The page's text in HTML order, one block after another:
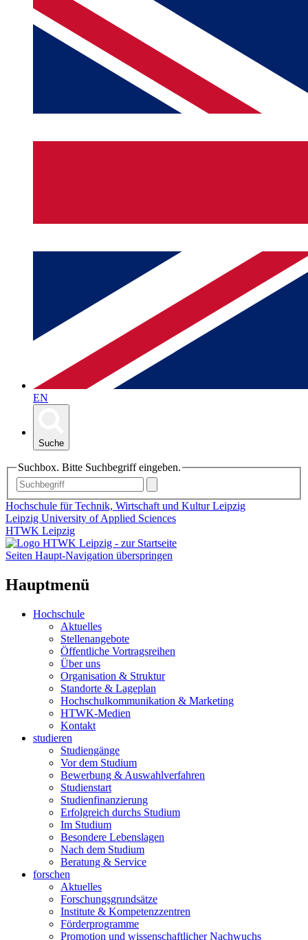
EN
Suche
Suchbox. Bitte Suchbegriff eingeben.
Hochschule für Technik, Wirtschaft und Kultur Leipzig
Leipzig University of Applied Sciences
HTWK Leipzig
Seiten Haupt-Navigation überspringen
Hauptmenü
Hochschule
Aktuelles
Stellenangebote
Öffentliche Vortragsreihen
Über uns
Organisation & Struktur
Standorte & Lageplan
Hochschulkommunikation & Marketing
HTWK-Medien
Kontakt
studieren
Studiengänge
Vor dem Studium
Bewerbung & Auswahlverfahren
Studienstart
Studienfinanzierung
Erfolgreich durchs Studium
Im Studium
Besondere Lebenslagen
Nach dem Studium
Beratung & Service
forschen
Aktuelles
Forschungsgrundsätze
Institute & Kompetenzzentren
Förderprogramme
Promotion und wissenschaftlicher Nachwuchs